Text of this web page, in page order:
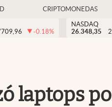
CRIPTOMONEDAS
-0.18%
NASDAQ
26.348,35
laptops